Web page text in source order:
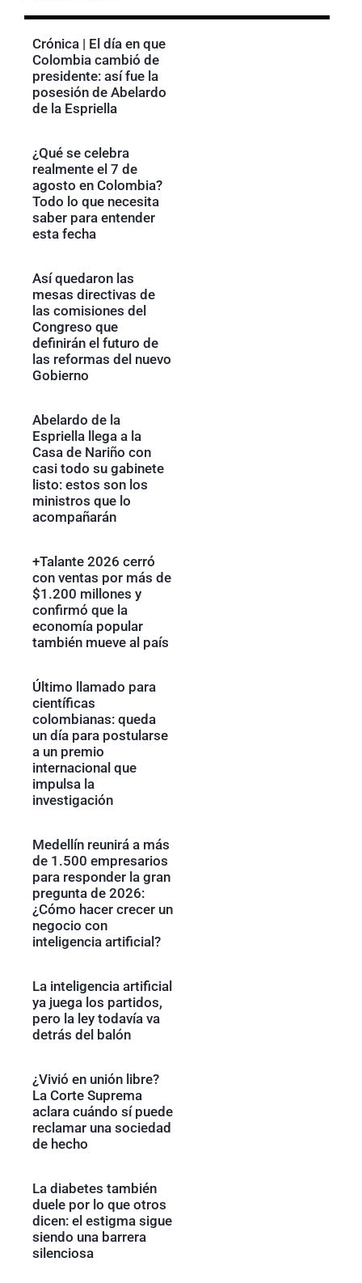
Crónica | El día en que
Colombia cambió de
presidente: así fue la
posesión de Abelardo
de la Espriella
¿Qué se celebra
realmente el 7 de
agosto en Colombia?
Todo lo que necesita
saber para entender
esta fecha
Así quedaron las
mesas directivas de
las comisiones del
Congreso que
definirán el futuro de
las reformas del nuevo
Gobierno
Abelardo de la
Espriella llega a la
Casa de Nariño con
casi todo su gabinete
listo: estos son los
ministros que lo
acompañarán
+Talante 2026 cerró
con ventas por más de
$1.200 millones y
confirmó que la
economía popular
también mueve al país
Último llamado para
científicas
colombianas: queda
un día para postularse
a un premio
internacional que
impulsa la
investigación
Medellín reunirá a más
de 1.500 empresarios
para responder la gran
pregunta de 2026:
¿Cómo hacer crecer un
negocio con
inteligencia artificial?
La inteligencia artificial
ya juega los partidos,
pero la ley todavía va
detrás del balón
¿Vivió en unión libre?
La Corte Suprema
aclara cuándo sí puede
reclamar una sociedad
de hecho
La diabetes también
duele por lo que otros
dicen: el estigma sigue
siendo una barrera
silenciosa